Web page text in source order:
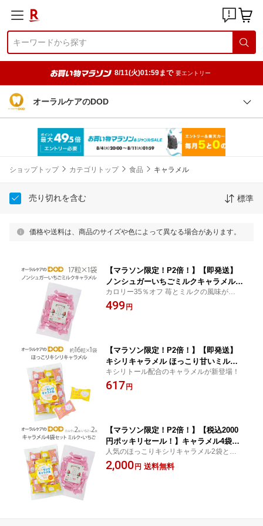
8/11(火)01:59まで 要エントリー
オーラルケアのDOD
ショップトップ カテゴリトップ 食品 キャラメル
売り切れを含む 標準
価格や送料は、商品のサイズや色によって異なる場合があります。
【マラソン限定！P2倍！】【即発送】
ノンシュガーいちごミルクキャラメル
ギフト【旬の香り】【メール便可 3袋ま
で】
カロリー35％オフ 苺とミルクの風味がお口
にやさしく広がる まろやかなノンシュガー
キャラメル
499 円
【マラソン限定！P2倍！】【即発送】
キシリキャラメル ほっこり甘いミルク
味 100g（約16粒入）×1袋 個包装 ギフ
ト【キシリトール】【歯科専用】【メー
キシリトール配合のキャラメルが新登場！
617 円
【マラソン限定！P2倍！】【税込2000
円ポッキリセール！】キャラメル4袋セ
ット ミルク2袋・いちご2袋 ギフト【旬
の香り】【メール便可 1セットまで】
人気のほっこりキシリキャラメル2袋とノン
シュガーいちごミルクキャラメル2袋の4袋
セットです
2,000 円 送料無料